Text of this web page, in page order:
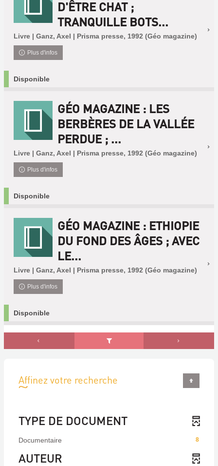
D'ÊTRE CHAT ;
TRANQUILLE BOTS...
Livre | Ganz, Axel | Prisma presse, 1992 (Géo magazine)
Plus d'infos
Disponible
GÉO MAGAZINE : LES
BERBÈRES DE LA VALLÉE
PERDUE ; ...
Livre | Ganz, Axel | Prisma presse, 1992 (Géo magazine)
Plus d'infos
Disponible
GÉO MAGAZINE : ETHIOPIE
DU FOND DES ÂGES ; AVEC
LE...
Livre | Ganz, Axel | Prisma presse, 1992 (Géo magazine)
Plus d'infos
Disponible
Affinez votre recherche
TYPE DE DOCUMENT
8
Documentaire
AUTEUR